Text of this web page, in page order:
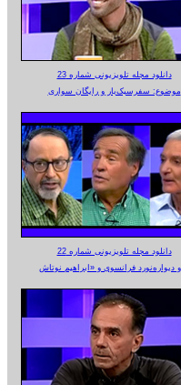
دانلود مجله تلویزیونی شماره 23
موضوع: سفرسبک‌بار و رایگان سواری
دانلود مجله تلویزیونی شماره 22